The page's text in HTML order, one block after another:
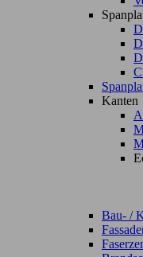
Kanten
Bau- /